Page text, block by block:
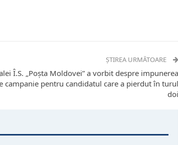
ȘTIREA URMĂTOARE
Î.S. „Poșta Moldovei” a vorbit despre impunerea
campanie pentru candidatul care a pierdut în turul
doi